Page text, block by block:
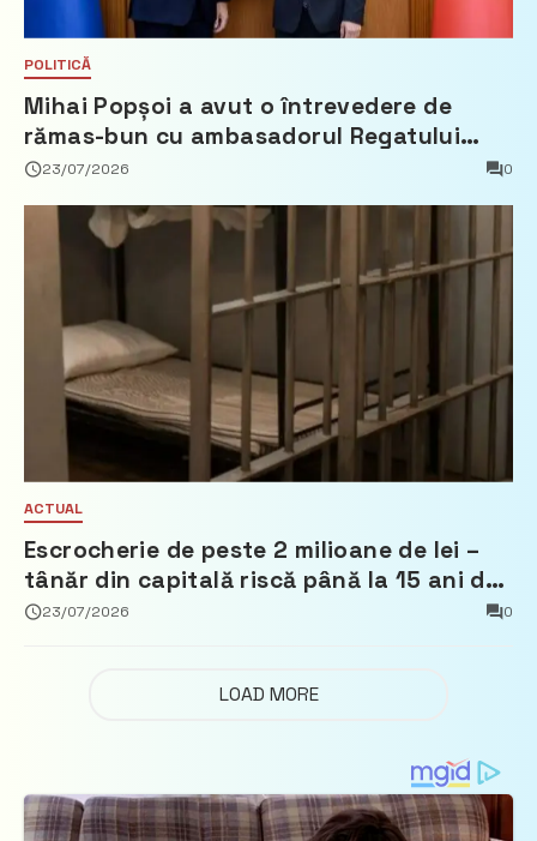
POLITICĂ
Mihai Popșoi a avut o întrevedere de
rămas-bun cu ambasadorul Regatului
Țărilor de Jos, Fred Duijn
23/07/2026 0
ACTUAL
Escrocherie de peste 2 milioane de lei –
tânăr din capitală riscă până la 15 ani de
închisoare
23/07/2026 0
LOAD MORE